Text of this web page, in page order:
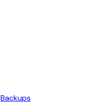
Backups